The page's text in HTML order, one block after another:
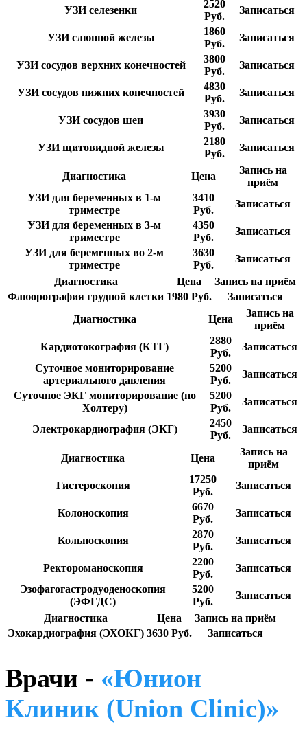
УЗИ селезенки
2520
Руб.
Записаться
УЗИ слюнной железы
1860
Руб.
Записаться
УЗИ сосудов верхних конечностей
3800
Руб.
Записаться
УЗИ сосудов нижних конечностей
4830
Руб.
Записаться
УЗИ сосудов шеи
3930
Руб.
Записаться
УЗИ щитовидной железы
2180
Руб.
Записаться
Диагностика Цена
Запись на
приём
УЗИ для беременных в 1-м
триместре
3410
Руб.
Записаться
УЗИ для беременных в 3-м
триместре
4350
Руб.
Записаться
УЗИ для беременных во 2-м
триместре
3630
Руб.
Записаться
Диагностика
Цена
Запись на приём
Флюорография грудной клетки 1980 Руб.
Записаться
Диагностика
Цена
Запись на
приём
Кардиотокография (КТГ)
2880
Руб.
Записаться
Суточное мониторирование
артериального давления
5200
Руб.
Записаться
Суточное ЭКГ мониторирование (по
Холтеру)
5200
Руб.
Записаться
Электрокардиография (ЭКГ)
2450
Руб.
Записаться
Диагностика Цена
Запись на
приём
Гистероскопия
17250
Руб.
Записаться
Колоноскопия
6670
Руб.
Записаться
Кольпоскопия
2870
Руб.
Записаться
Ректороманоскопия
2200
Руб.
Записаться
Эзофагогастродуоденоскопия
(ЭФГДС)
5200
Руб.
Записаться
Диагностика
Цена
Запись на приём
Эхокардиография (ЭХОКГ) 3630 Руб. Записаться
Врачи - «Юнион
Клиник (Union Clinic)»